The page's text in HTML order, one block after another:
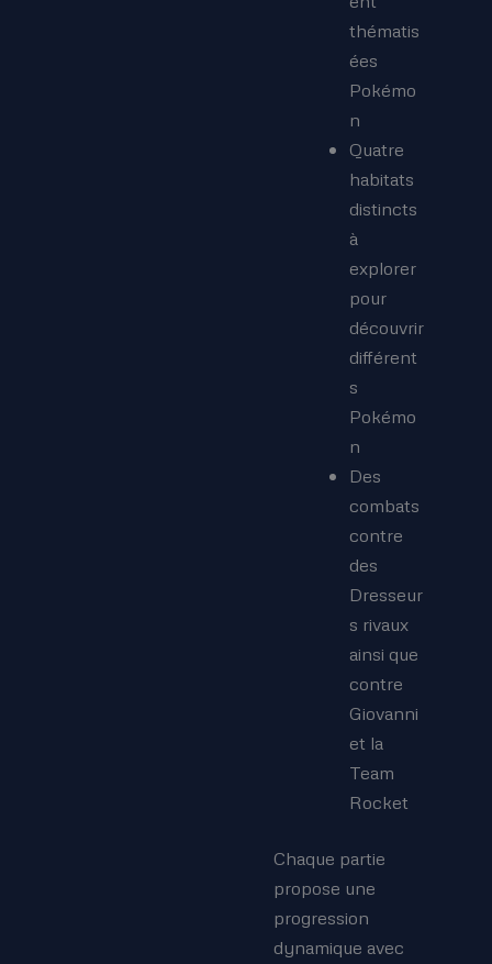
thématis
ées
Pokémo
n
Quatre
habitats
distincts
à
explorer
pour
découvrir
différent
s
Pokémo
n
Des
combats
contre
des
Dresseur
s rivaux
ainsi que
contre
Giovanni
et la
Team
Rocket
Chaque partie
propose une
progression
dynamique avec